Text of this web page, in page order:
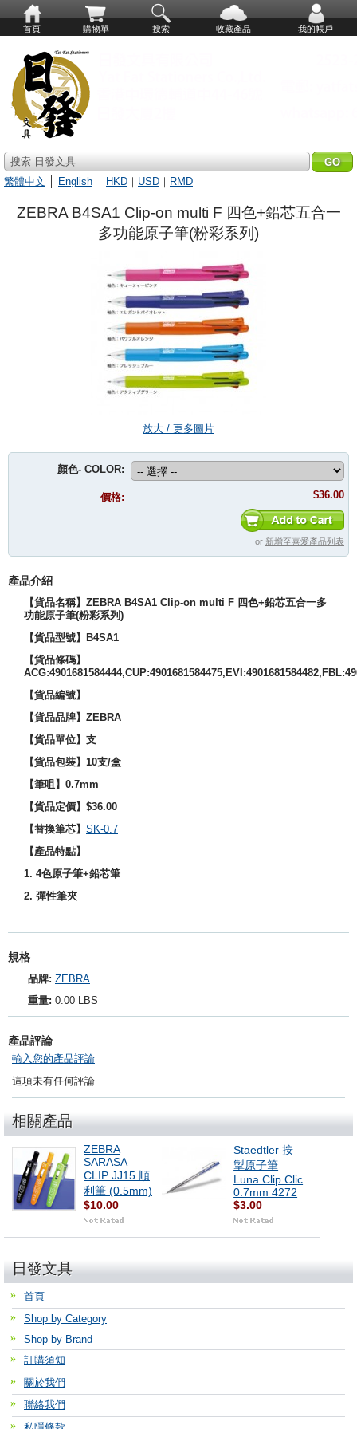
首頁 購物單 搜索 收藏產品 我的帳戶
搜索 日發文具
繁體中文
English HKD ｜ USD ｜ RMD
ZEBRA B4SA1 Clip-on multi F 四色+鉛芯五合一
多功能原子筆(粉彩系列)
放大 / 更多圖片
顏色- COLOR:
價格: $36.00
or 新增至喜愛產品列表
產品介紹
【貨品名稱】ZEBRA B4SA1 Clip-on multi F 四色+鉛芯五合一多
功能原子筆(粉彩系列)
【貨品型號】B4SA1
【貨品條碼】
【貨品編號】
【貨品品牌】ZEBRA
【貨品單位】支
【貨品包裝】10支/盒
【筆咀】0.7mm
【貨品定價】$36.00
【替換筆芯】 SK-0.7
【產品特點】
1. 4色原子筆+鉛芯筆
2. 彈性筆夾
規格
品牌: ZEBRA
重量: 0.00 LBS
產品評論
輸入您的產品評論
這項未有任何評論
相關產品
ZEBRA
SARASA
CLIP JJ15 順
利筆 (0.5mm)
$10.00
Staedtler 按
掣原子筆
Luna Clip Clic
0.7mm 4272
$3.00
日發文具
首頁
Shop by Category
Shop by Brand
訂購須知
關於我們
聯絡我們